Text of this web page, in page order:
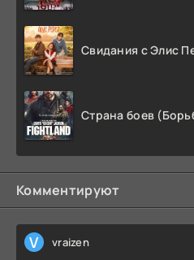
Свидания с Элис
Страна боев
Комментируют
V vraizen